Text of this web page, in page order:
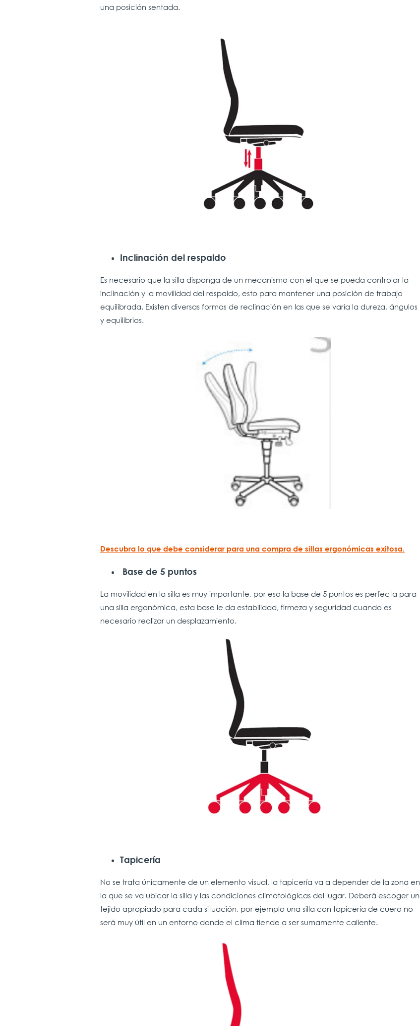
una posición sentada.
Inclinación del respaldo
Es necesario que la silla disponga de un mecanismo con el que se pueda controlar la
inclinación y la movilidad del respaldo, esto para mantener una posición de trabajo
equilibrada. Existen diversas formas de reclinación en las que se varía la dureza, ángulos
y equilibrios.
Descubra lo que debe considerar para una compra de sillas ergonómicas exitosa.
Base de 5 puntos
La movilidad en la silla es muy importante, por eso la base de 5 puntos es perfecta para
una silla ergonómica, esta base le da estabilidad, firmeza y seguridad cuando es
necesario realizar un desplazamiento.
Tapicería
No se trata únicamente de un elemento visual, la tapicería va a depender de la zona en
la que se va ubicar la silla y las condiciones climatológicas del lugar. Deberá escoger un
tejido apropiado para cada situación, por ejemplo una silla con tapicería de cuero no
será muy útil en un entorno donde el clima tiende a ser sumamente caliente.